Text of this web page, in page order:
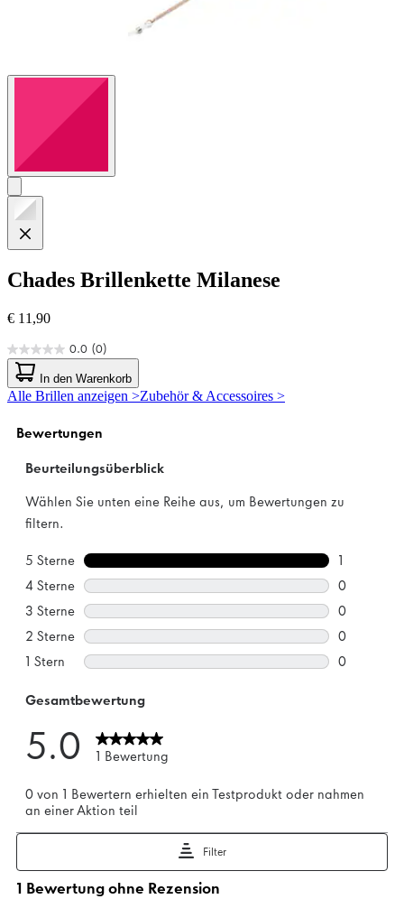
Chades Brillenkette Milanese
€ 11,90
0.0 (0)
0.0
von
5
Sternen.
In den Warenkorb
Alle Brillen anzeigen >Zubehör & Accessoires >